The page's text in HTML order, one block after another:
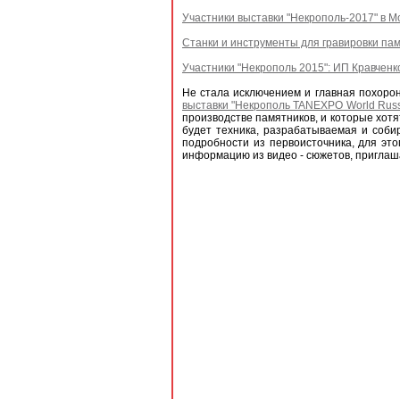
Участники выставки "Некрополь-2017" в
Станки и инструменты для гравировки
Участники "Некрополь 2015": ИП
Не стала исключением и главная
выставки "Некрополь TANEXPO World
производстве памятников, и которые
будет техника, разрабатываемая и
подробности из первоисточника, для
информацию из видео - сюжетов,